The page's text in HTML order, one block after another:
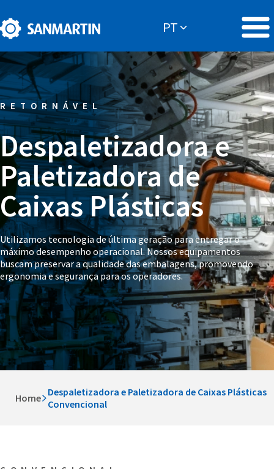
RETORNÁVEL
Despaletizadora e
Paletizadora de
Caixas Plásticas
Utilizamos tecnologia de última geração para entregar o
máximo desempenho operacional. Nossos equipamentos
buscam preservar a qualidade das embalagens, promovendo
ergonomia e segurança para os operadores.
Home Despaletizadora e Paletizadora de Caixas Plásticas
Convencional